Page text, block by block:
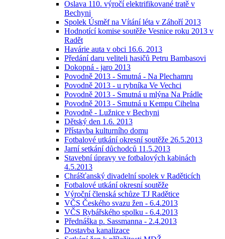
Oslava 110. výročí elektrifikované tratě v
Bechyni
Spolek Úsměf na Vítání léta v Záhoří 2013
Hodnotící komise soutěže Vesnice roku 2013 v
Radět
Havárie auta v obci 16.6. 2013
Předání daru veliteli hasičů Petru Bambasovi
Dokopná - jaro 2013
Povodně 2013 - Smutná - Na Plechamru
Povodně 2013 - u rybníka Ve Vechci
Povodně 2013 - Smutná u mlýna Na Prádle
Povodně 2013 - Smutná u Kempu Cihelna
Povodně - Lužnice v Bechyni
Dětský den 1.6. 2013
Přístavba kulturního domu
Fotbalové utkání okresní soutěže 26.5.2013
Jarní setkání důchodců 11.5.2013
Stavební úpravy ve fotbalových kabinách
4.5.2013
Chrášťanský divadelní spolek v Raděticích
Fotbalové utkání okresní soutěže
Výroční členská schůze TJ Radětice
VČS Českého svazu žen - 6.4.2013
VČS Rybářského spolku - 6.4.2013
Přednáška p. Sassmanna - 2.4.2013
Dostavba kanalizace